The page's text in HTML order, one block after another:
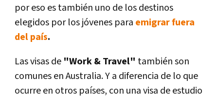
por eso es también uno de los destinos
elegidos por los jóvenes para emigrar fuera
del país.
Las visas de "Work & Travel" también son
comunes en Australia. Y a diferencia de lo que
ocurre en otros países, con una visa de estudio